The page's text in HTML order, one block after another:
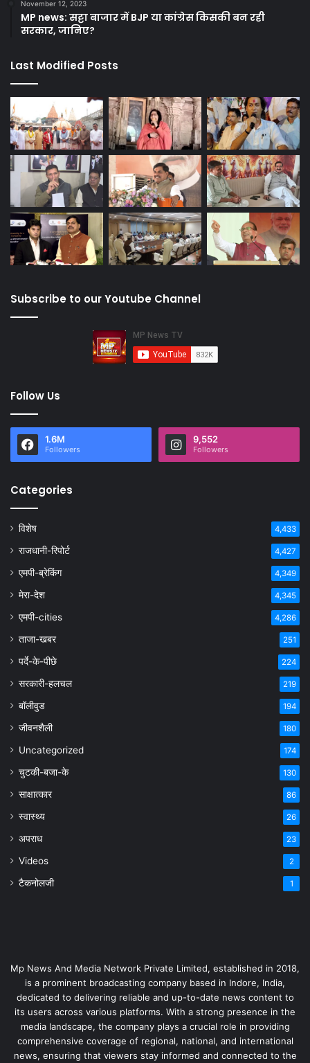
November 12, 2023
MP news: सट्टा बाजार में BJP या कांग्रेस किसकी बन रही
सरकार, जानिए?
Last Modified Posts
Subscribe to our Youtube Channel
Follow Us
1.6M
Followers
9,552
Followers
Categories
विशेष 4,433
राजधानी-रिपोर्ट 4,427
एमपी-ब्रेकिंग 4,349
मेरा-देश 4,345
एमपी-cities 4,286
ताजा-खबर 251
पर्दे-के-पीछे 224
सरकारी-हलचल 219
बॉलीवुड 194
जीवनशैली 180
Uncategorized 174
चुटकी-बजा-के 130
साक्षात्कार 86
स्वास्थ्य 26
अपराध 23
Videos 2
टैकनोलजी 1
Mp News And Media Network Private Limited, established in 2018,
is a prominent broadcasting company based in Indore, India,
dedicated to delivering reliable and up-to-date news content to
its users across various platforms. With a strong presence in the
media landscape, the company plays a crucial role in providing
comprehensive coverage of regional, national, and international
news, ensuring that viewers stay informed and connected to the